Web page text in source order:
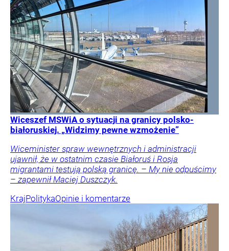
Wiceszef MSWiA o sytuacji na granicy polsko-
białoruskiej. „Widzimy pewne wzmożenie”
Wiceminister spraw wewnętrznych i administracji
ujawnił, że w ostatnim czasie Białoruś i Rosja
migrantami testują polską granicę. – My nie odpuścimy
– zapewnił Maciej Duszczyk.
KrajPolitykaOpinie i komentarze